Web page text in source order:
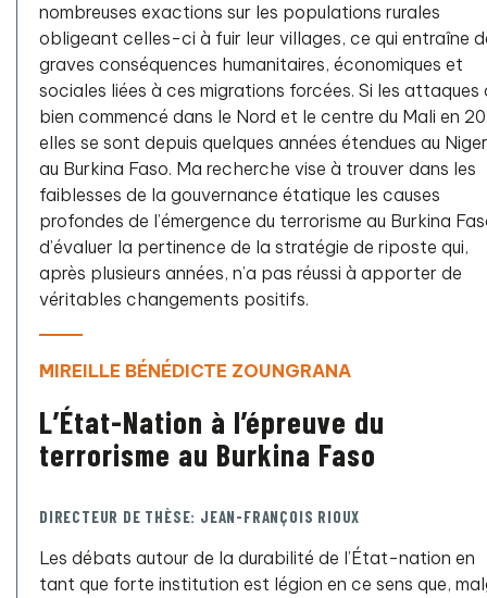
nombreuses exactions sur les populations rurales
obligeant celles-ci à fuir leur villages, ce qui entraîne
graves conséquences humanitaires, économiques et
sociales liées à ces migrations forcées. Si les attaques
bien commencé dans le Nord et le centre du Mali en
elles se sont depuis quelques années étendues au
au Burkina Faso. Ma recherche vise à trouver dans les
faiblesses de la gouvernance étatique les causes
profondes de l’émergence du terrorisme au Burkina
d’évaluer la pertinence de la stratégie de riposte qui,
après plusieurs années, n’a pas réussi à apporter de
véritables changements positifs.
MIREILLE BÉNÉDICTE ZOUNGRANA
L’État-Nation à l’épreuve du
terrorisme au Burkina Faso
DIRECTEUR DE THÈSE: JEAN-FRANÇOIS RIOUX
Les débats autour de la durabilité de l’État-nation en
tant que forte institution est légion en ce sens que,